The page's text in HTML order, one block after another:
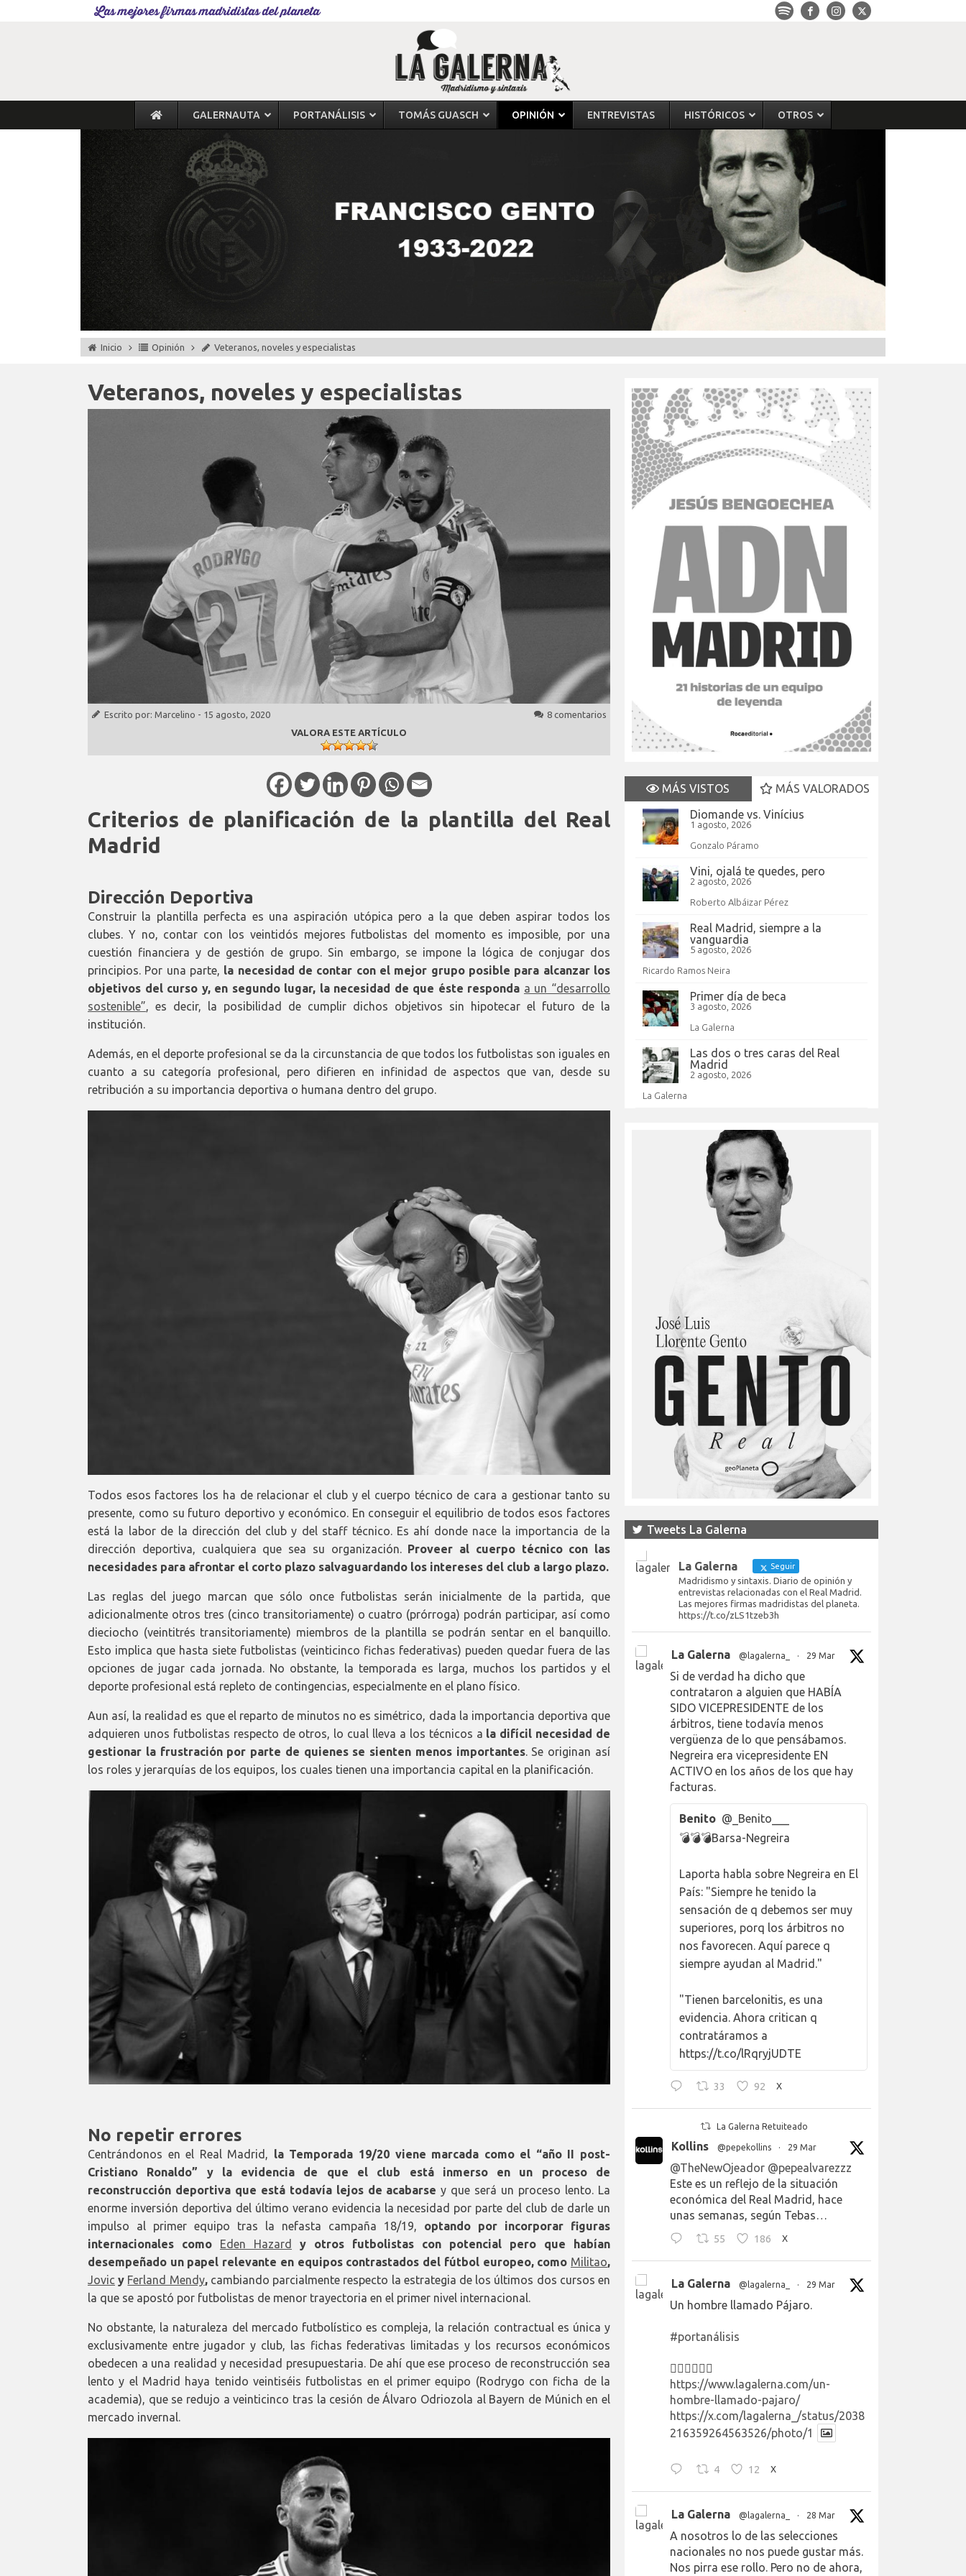
Las mejores firmas madridistas del planeta
GALERNAUTA PORTANÁLISIS TOMÁS GUASCH OPINIÓN ENTREVISTAS HISTÓRICOS OTROS
Inicio Opinión Veteranos, noveles y especialistas
Veteranos, noveles y especialistas
Escrito por: Marcelino - 15 agosto, 2020
8 comentarios
VALORA ESTE ARTÍCULO
Criterios de planificación de la plantilla del Real
Madrid
Dirección Deportiva
Construir la plantilla perfecta es una aspiración utópica pero a la que deben aspirar todos los
clubes. Y no, contar con los veintidós mejores futbolistas del momento es imposible, por una
cuestión financiera y de gestión de grupo. Sin embargo, se impone la lógica de conjugar dos
principios. Por una parte, la necesidad de contar con el mejor grupo posible para alcanzar los
objetivos del curso y, en segundo lugar, la necesidad de que éste responda a un “desarrollo
sostenible”, es decir, la posibilidad de cumplir dichos objetivos sin hipotecar el futuro de la
institución.
Además, en el deporte profesional se da la circunstancia de que todos los futbolistas son iguales en
cuanto a su categoría profesional, pero difieren en infinidad de aspectos que van, desde su
retribución a su importancia deportiva o humana dentro del grupo.
Todos esos factores los ha de relacionar el club y el cuerpo técnico de cara a gestionar tanto su
presente, como su futuro deportivo y económico. En conseguir el equilibrio de todos esos factores
está la labor de la dirección del club y del staff técnico. Es ahí donde nace la importancia de la
dirección deportiva, cualquiera que sea su organización. Proveer al cuerpo técnico con las
necesidades para afrontar el corto plazo salvaguardando los intereses del club a largo plazo.
Las reglas del juego marcan que sólo once futbolistas serán inicialmente de la partida, que
adicionalmente otros tres (cinco transitoriamente) o cuatro (prórroga) podrán participar, así como
dieciocho (veintitrés transitoriamente) miembros de la plantilla se podrán sentar en el banquillo.
Esto implica que hasta siete futbolistas (veinticinco fichas federativas) pueden quedar fuera de las
opciones de jugar cada jornada. No obstante, la temporada es larga, muchos los partidos y el
deporte profesional está repleto de contingencias, especialmente en el plano físico.
Aun así, la realidad es que el reparto de minutos no es simétrico, dada la importancia deportiva que
adquieren unos futbolistas respecto de otros, lo cual lleva a los técnicos a la difícil necesidad de
gestionar la frustración por parte de quienes se sienten menos importantes. Se originan así
los roles y jerarquías de los equipos, los cuales tienen una importancia capital en la planificación.
No repetir errores
Centrándonos en el Real Madrid, la Temporada 19/20 viene marcada como el “año II post-
Cristiano Ronaldo” y la evidencia de que el club está inmerso en un proceso de
reconstrucción deportiva que está todavía lejos de acabarse y que será un proceso lento. La
enorme inversión deportiva del último verano evidencia la necesidad por parte del club de darle un
impulso al primer equipo tras la nefasta campaña 18/19, optando por incorporar figuras
internacionales como
Eden Hazard
y otros futbolistas con potencial pero que habían
desempeñado un papel relevante en equipos contrastados del fútbol europeo, como Militao,
Jovic y Ferland Mendy,cambiando parcialmente respecto la estrategia de los últimos dos cursos en
la que se apostó por futbolistas de menor trayectoria en el primer nivel internacional.
No obstante, la naturaleza del mercado futbolístico es compleja, la relación contractual es única y
exclusivamente entre jugador y club, las fichas federativas limitadas y los recursos económicos
obedecen a una realidad y necesidad presupuestaria. De ahí que ese proceso de reconstrucción sea
lento y el Madrid haya tenido veintiséis futbolistas en el primer equipo (Rodrygo con ficha de la
academia), que se redujo a veinticinco tras la cesión de Álvaro Odriozola al Bayern de Múnich en el
mercado invernal.
MÁS VISTOS
MÁS VALORADOS
Diomande vs. Vinícius
1 agosto, 2026
Gonzalo Páramo
Vini, ojalá te quedes, pero
2 agosto, 2026
Roberto Albáizar Pérez
Real Madrid, siempre a la
vanguardia
5 agosto, 2026
Ricardo Ramos Neira
Primer día de beca
3 agosto, 2026
La Galerna
Las dos o tres caras del Real
Madrid
2 agosto, 2026
La Galerna
Tweets La Galerna
La Galerna Seguir
Madridismo y sintaxis. Diario de opinión y
entrevistas relacionadas con el Real Madrid.
Las mejores firmas madridistas del planeta.
https://t.co/zLS1tzeb3h
La Galerna @lagalerna_ · 29 Mar
Si de verdad ha dicho que
contrataron a alguien que HABÍA
SIDO VICEPRESIDENTE de los
árbitros, tiene todavía menos
vergüenza de lo que pensábamos.
Negreira era vicepresidente EN
ACTIVO en los años de los que hay
facturas.
Benito @_Benito___
💣💣💣Barsa-Negreira
Laporta habla sobre Negreira en El
País: "Siempre he tenido la
sensación de q debemos ser muy
superiores, porq los árbitros no
nos favorecen. Aquí parece q
siempre ayudan al Madrid."
"Tienen barcelonitis, es una
evidencia. Ahora critican q
contratáramos a
https://t.co/lRqryjUDTE
33 92 X
La Galerna Retuiteado
Kollins @pepekollins · 29 Mar
@TheNewOjeador @pepealvarezzz
Este es un reflejo de la situación
económica del Real Madrid, hace
unas semanas, según Tebas…
55 186 X
La Galerna @lagalerna_ · 29 Mar
Un hombre llamado Pájaro.
#portanálisis
👉🏻👉🏻👉🏻
https://www.lagalerna.com/un-
hombre-llamado-pajaro/
https://x.com/lagalerna_/status/2038
216359264563526/photo/1
4 12 X
La Galerna @lagalerna_ · 28 Mar
A nosotros lo de las selecciones
nacionales no nos puede gustar más.
Nos pirra ese rollo. Pero no de ahora,